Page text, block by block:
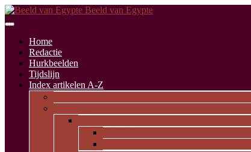
Beeld van Egypte
Home
Redactie
Hurkbeelden
Tijdslijn
Index artikelen A-Z